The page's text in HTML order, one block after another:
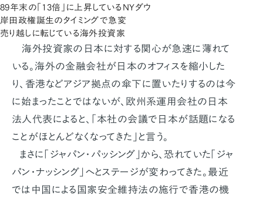
89年末の「13倍」に上昇しているNYダウ
岸田政権誕生のタイミングで急変
売り越しに転じている海外投資家
海外投資家の日本に対する関心が急速に薄れて
いる。海外の金融会社が日本のオフィスを縮小した
り、香港などアジア拠点の傘下に置いたりするのは今
に始まったことではないが、欧州系運用会社の日本
法人代表によると、「本社の会議で日本が話題になる
ことがほとんどなくなってきた」と言う。
まさに「ジャパン・パッシング」から、恐れていた「ジャ
パン・ナッシング」へとステージが変わってきた。最近
では中国による国家安全維持法の施行で香港の機